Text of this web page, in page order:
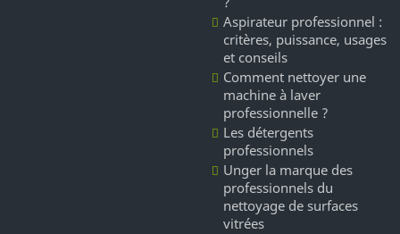
Aspirateur professionnel :
critères, puissance, usages
et conseils
Comment nettoyer une
machine à laver
professionnelle ?
Les détergents
professionnels
Unger la marque des
professionnels du
nettoyage de surfaces
vitrées